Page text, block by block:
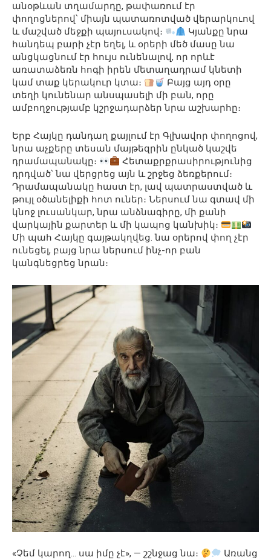
անօթևան տղամարդը, թափառում էր
փողոցներով՝ միայն պատառոտված վերարկուով
և մաշված մեջքի պայուսակով։
Կյանքը նրա
հանդեպ բարի չէր եղել, և օրերի մեծ մասը նա
անցկացնում էր հույս ունենալով, որ որևէ
առատաձեռն հոգի իրեն մետաղադրամ կնետի
կամ տաք կերակուր կտա։
Բայց այդ օրը
տեղի կունենար անսպասելի մի բան, որը
ամբողջությամբ կշրջադարձեր նրա աշխարհը։
Երբ Հայկը դանդաղ քայլում էր Գլխավոր փողոցով,
նրա աչքերը տեսան մայթեզրին ընկած կաշվե
դրամապանակը։
Հետաքրքրասիրությունից
դրդված՝ նա վերցրեց այն և շրջեց ձեռքերում։
Դրամապանակը հաստ էր, լավ պատրաստված և
թույլ օծանելիքի հոտ ուներ։ Ներսում նա գտավ մի
կնոջ լուսանկար, նրա անձնագիրը, մի քանի
վարկային քարտեր և մի կապոց կանխիկ։
Մի պահ Հայկը գայթակղվեց. նա օրերով փող չէր
ունեցել, բայց նրա ներսում ինչ-որ բան
կանգնեցրեց նրան։
«Չեմ կարող… սա իմը չէ», — շշնջաց նա։
Առանց